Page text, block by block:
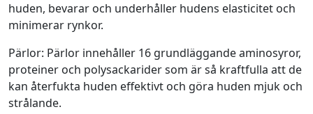
huden, bevarar och underhåller hudens elasticitet och
minimerar rynkor.
Pärlor: Pärlor innehåller 16 grundläggande aminosyror,
proteiner och polysackarider som är så kraftfulla att de
kan återfukta huden effektivt och göra huden mjuk och
strålande.